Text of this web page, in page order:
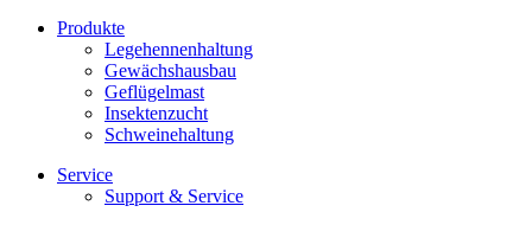
Produkte
Legehennenhaltung
Gewächshausbau
Geflügelmast
Insektenzucht
Schweinehaltung
Service
Support & Service